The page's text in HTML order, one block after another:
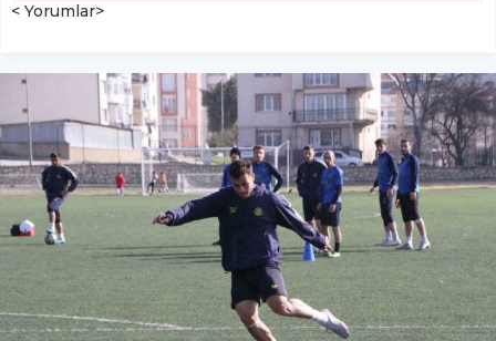
< Yorumlar>